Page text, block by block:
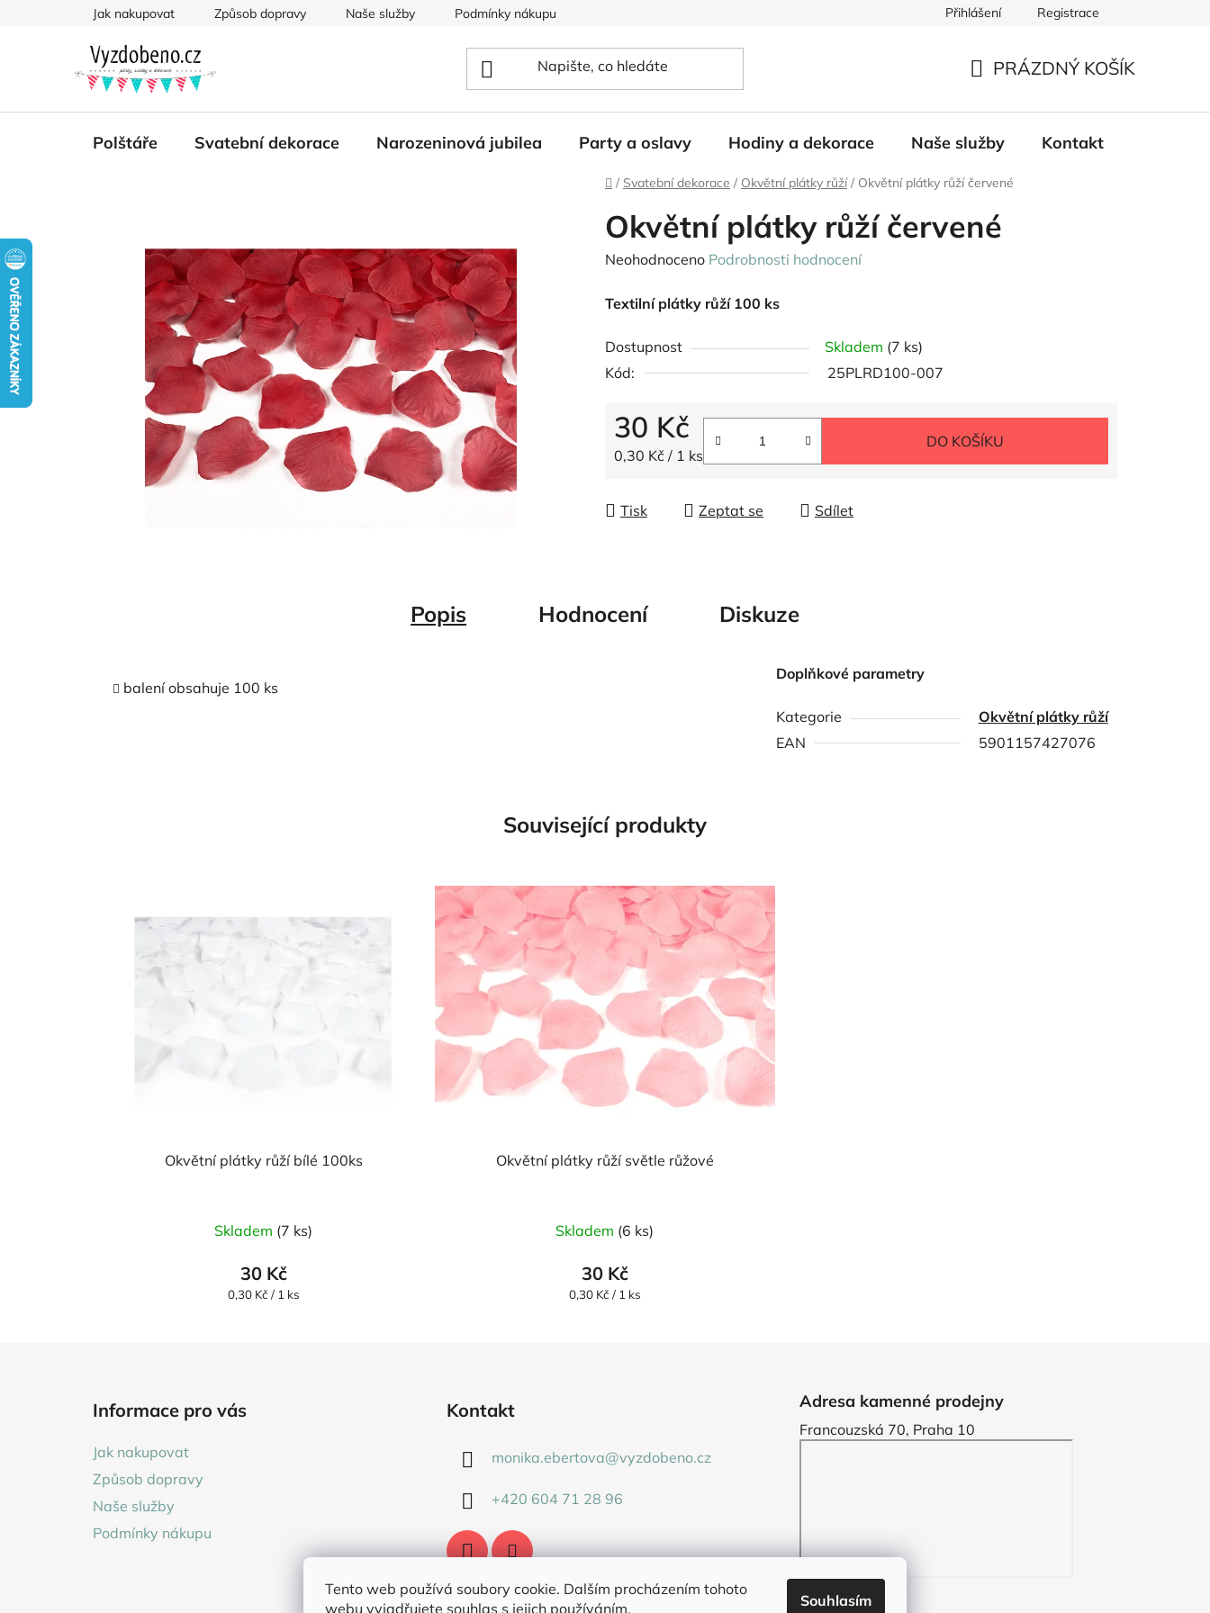
Tento web používá soubory cookie. Dalším procházením tohoto
webu vyjadřujete souhlas s jejich používáním.
Souhlasím
Jak nakupovat Způsob dopravy Naše služby Podmínky nákupu Přihlášení Registrace
KOŠÍK
PRÁZDNÝ KOŠÍK
Polštáře Svatební dekorace Narozeninová jubilea Party a oslavy Hodiny a dekorace Naše služby Kontakt
Domů
/ Svatební dekorace / Okvětní plátky růží / Okvětní plátky růží červené
Okvětní plátky růží červené
Průměrné
produktu
0,0
z
hvězdiček.
Neohodnoceno Podrobnosti hodnocení
Textilní plátky růží 100 ks
Dostupnost Skladem (7 ks)
Kód:
25PLRD100-007
30 Kč
Měrná cena:
0,30 Kč / 1 ks
DO KOŠÍKU
Tisk Zeptat se Sdílet
Popis Hodnocení Diskuze
balení obsahuje 100 ks
Doplňkové parametry
Kategorie
Okvětní plátky růží
EAN
5901157427076
Související produkty
Okvětní plátky růží bílé 100ks
hodnocení
produktu
je
Skladem (7 ks)
30 Kč
Měrná
0,30 Kč / 1 ks
Okvětní plátky růží světle růžové
Skladem (6 ks)
30 Kč
Měrná
0,30 Kč / 1 ks
Informace pro vás
Jak nakupovat
Způsob dopravy
Naše služby
Podmínky nákupu
Kontakt
monika.ebertova@vyzdobeno.cz
+420 604 71 28 96
Adresa kamenné prodejny
Francouzská 70, Praha 10